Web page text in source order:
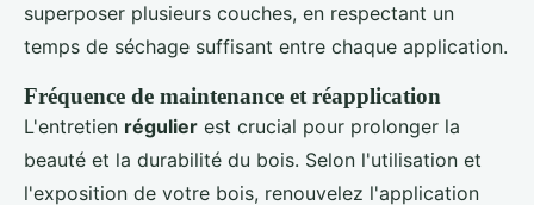
superposer plusieurs couches, en respectant un
temps de séchage suffisant entre chaque application.
Fréquence de maintenance et réapplication
L'entretien régulier est crucial pour prolonger la
beauté et la durabilité du bois. Selon l'utilisation et
l'exposition de votre bois, renouvelez l'application